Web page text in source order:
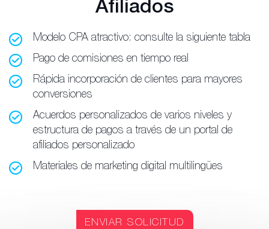
Afiliados
Modelo CPA atractivo: consulte la siguiente tabla
Pago de comisiones en tiempo real
Rápida incorporación de clientes para mayores
conversiones
Acuerdos personalizados de varios niveles y
estructura de pagos a través de un portal de
afiliados personalizado
Materiales de marketing digital multilingües
ENVIAR SOLICITUD